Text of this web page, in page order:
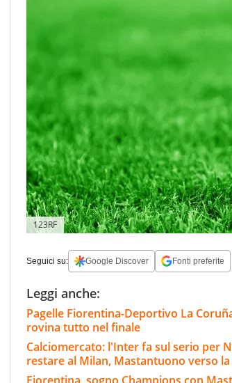
123RF
Seguici su: Google Discover Fonti preferite
Leggi anche:
Pagelle Fiorentina-Deportivo La
rovina tutto nel finale
Calciomercato: l'Inter fa sul serio per
restare al Milan, Mastantuono verso